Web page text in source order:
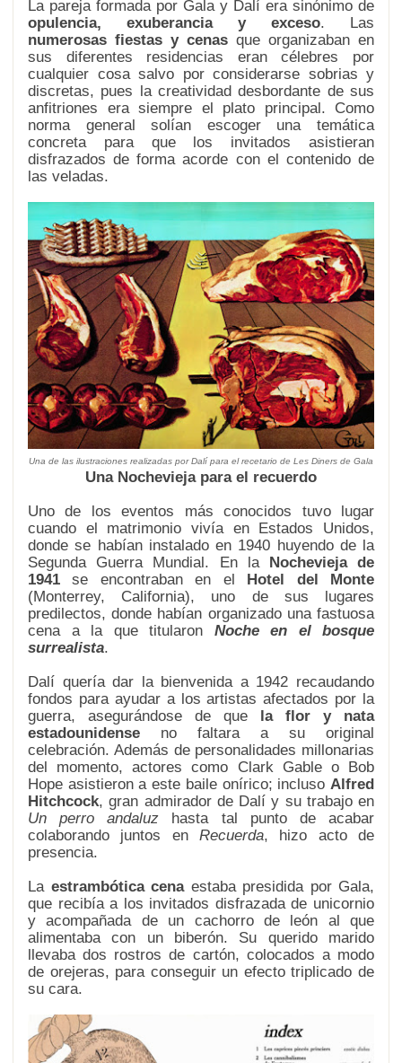
La pareja formada por Gala y Dalí era sinónimo de
opulencia, exuberancia y exceso. Las
numerosas fiestas y cenas que organizaban en
sus diferentes residencias eran célebres por
cualquier cosa salvo por considerarse sobrias y
discretas, pues la creatividad desbordante de sus
anfitriones era siempre el plato principal. Como
norma general solían escoger una temática
concreta para que los invitados asistieran
disfrazados de forma acorde con el contenido de
las veladas.
Una de las ilustraciones realizadas por Dalí para el recetario de Les Diners de Gala
Una Nochevieja para el recuerdo
Uno de los eventos más conocidos tuvo lugar
cuando el matrimonio vivía en Estados Unidos,
donde se habían instalado en 1940 huyendo de la
Segunda Guerra Mundial. En la Nochevieja de
1941 se encontraban en el Hotel del Monte
(Monterrey, California), uno de sus lugares
predilectos, donde habían organizado una fastuosa
cena a la que titularon Noche en el bosque
surrealista.
Dalí quería dar la bienvenida a 1942 recaudando
fondos para ayudar a los artistas afectados por la
guerra, asegurándose de que la flor y nata
estadounidense no faltara a su original
celebración. Además de personalidades millonarias
del momento, actores como Clark Gable o Bob
Hope asistieron a este baile onírico; incluso Alfred
Hitchcock, gran admirador de Dalí y su trabajo en
Un perro andaluz hasta tal punto de acabar
colaborando juntos en Recuerda, hizo acto de
presencia.
La estrambótica cenaestaba presidida por Gala,
que recibía a los invitados disfrazada de unicornio
y acompañada de un cachorro de león al que
alimentaba con un biberón. Su querido marido
llevaba dos rostros de cartón, colocados a modo
de orejeras, para conseguir un efecto triplicado de
su cara.